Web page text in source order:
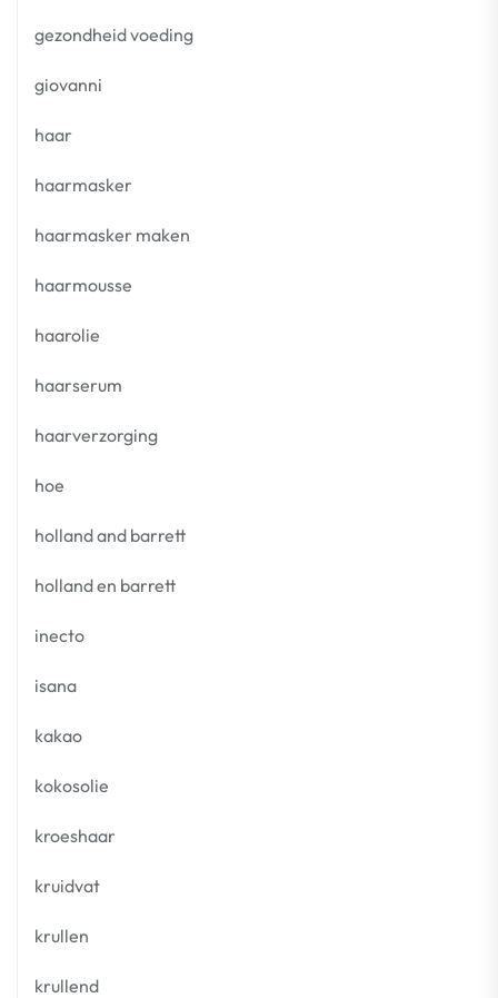
gezondheid voeding
giovanni
haar
haarmasker
haarmasker maken
haarmousse
haarolie
haarserum
haarverzorging
hoe
holland and barrett
holland en barrett
inecto
isana
kakao
kokosolie
kroeshaar
kruidvat
krullen
krullend